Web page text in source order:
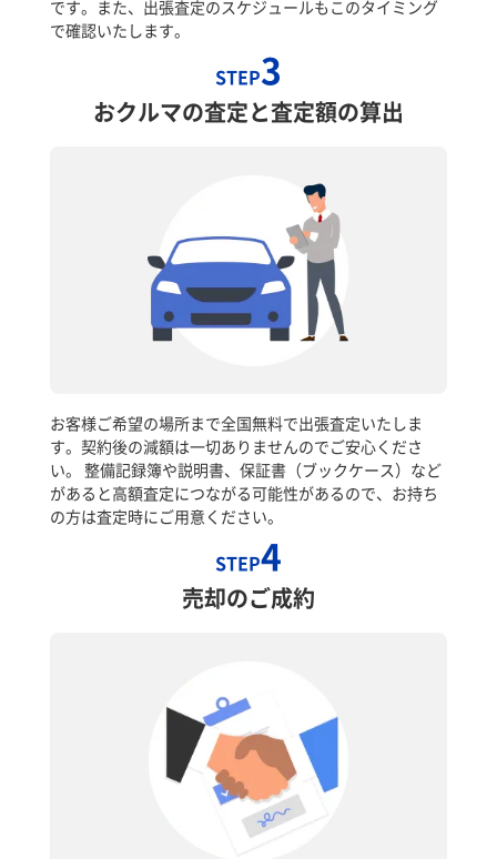
です。また、出張査定のスケジュールもこのタイミング
で確認いたします。
STEP3
おクルマの査定と査定額の算出
お客様ご希望の場所まで全国無料で出張査定いたしま
す。契約後の減額は一切ありませんのでご安心くださ
い。 整備記録簿や説明書、保証書（ブックケース）など
があると高額査定につながる可能性があるので、お持ち
の方は査定時にご用意ください。
STEP4
売却のご成約